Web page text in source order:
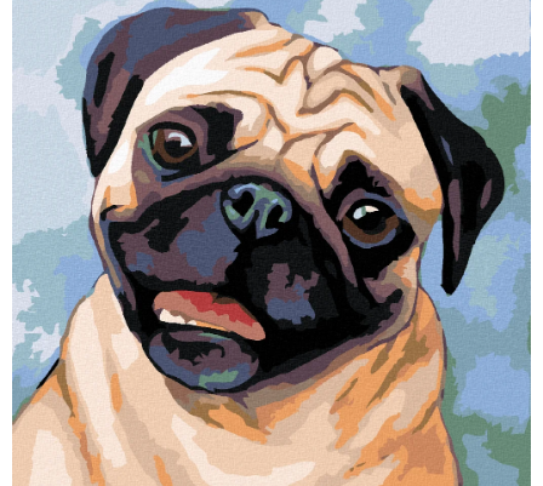
hvězdiček.